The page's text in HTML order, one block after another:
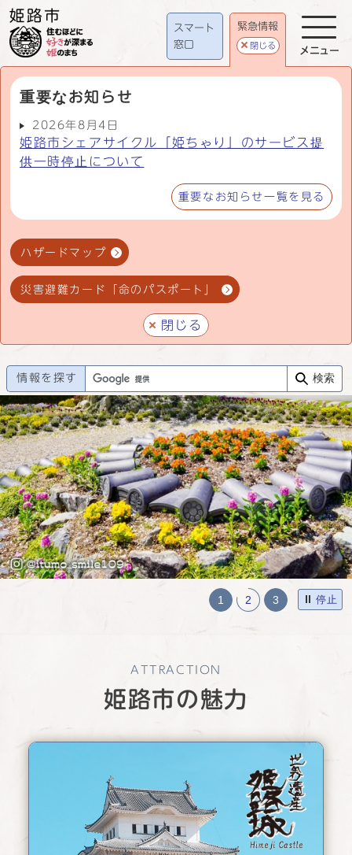
スマート
窓口
緊急情報
閉じる
重要なお知らせ
2026年8月4日
姫路市シェアサイクル「姫ちゃり」のサービス提
供一時停止について
重要なお知らせ一覧を見る
ハザードマップ
災害避難カード「命のパスポート」
閉じる
メニュー
情報を探す 検索
1 2 3 停止
ATTRACTION
姫路市の魅力